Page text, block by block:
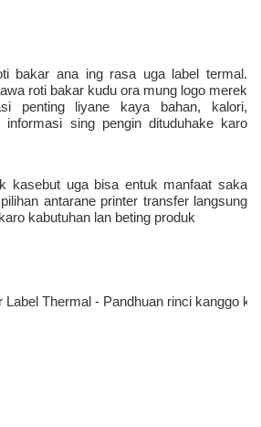
bakar ana ing rasa uga label termal.
roti bakar kudu ora mung logo merek
penting liyane kaya bahan, kalori,
informasi sing pengin dituduhake karo
kasebut uga bisa entuk manfaat saka
antarane printer transfer langsung
kabutuhan lan beting produk